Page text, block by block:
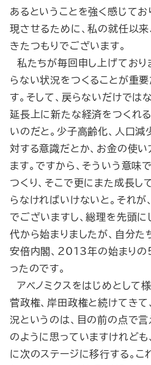
あるということを強く感じてお
現させるために、私の就任以
きたつもりでございます。
私たちが毎回申し上げており
らない状況をつくることが重
す。そして、戻らないだけでは
延長上に新たな経済をつくれ
いのだと。少子高齢化、人口減
対する意識だとか、お金の使
ます。ですから、そういう意味
つくり、そこで更にまた成長し
らなければいけないと。それが
でございますし、総理を先頭
代から始まりましたが、自分た
安倍内閣、2013年の始まりの
ったのです。
アベノミクスをはじめとして
菅政権、岸田政権と続けてきて
況というのは、目の前の点で言
のように思っていますけれども
に次のステージに移行する。こ